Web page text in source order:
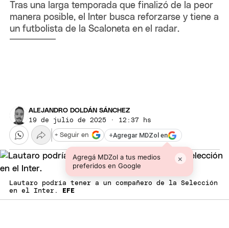
Tras una larga temporada que finalizó de la peor
manera posible, el Inter busca reforzarse y tiene a
un futbolista de la Scaloneta en el radar.
ALEJANDRO DOLDÁN SÁNCHEZ
19 de julio de 2025 · 12:37 hs
+Agregar MDZol en
Agregá MDZol a tus medios
preferidos en Google
×
+ Seguir en
Lautaro podría tener a un compañero de la Selección
en el Inter.
EFE